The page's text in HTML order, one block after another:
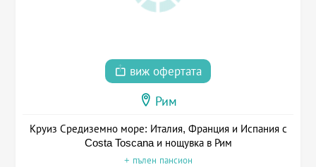
виж офертата
Рим
Круиз Средиземно море: Италия, Франция и Испания с
Costa Toscana и нощувка в Рим
+ пълен пансион